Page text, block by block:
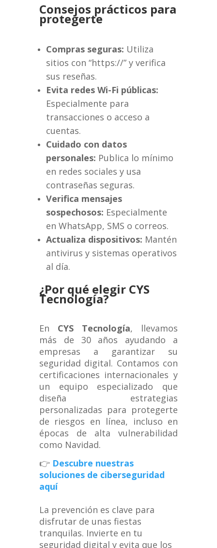
Consejos prácticos para
protegerte
Compras seguras: Utiliza
sitios con “https://” y verifica
sus reseñas.
Evita redes Wi-Fi públicas:
Especialmente para
transacciones o acceso a
cuentas.
Cuidado con datos
personales: Publica lo mínimo
en redes sociales y usa
contraseñas seguras.
Verifica mensajes
sospechosos: Especialmente
en WhatsApp, SMS o correos.
Actualiza dispositivos: Mantén
antivirus y sistemas operativos
al día.
¿Por qué elegir CYS
Tecnología?
En CYS Tecnología, llevamos
más de 30 años ayudando a
empresas a garantizar su
seguridad digital. Contamos con
certificaciones internacionales y
un equipo especializado que
diseña estrategias
personalizadas para protegerte
de riesgos en línea, incluso en
épocas de alta vulnerabilidad
como Navidad.
👉 Descubre nuestras
soluciones de ciberseguridad
aquí
La prevención es clave para
disfrutar de unas fiestas
tranquilas. Invierte en tu
seguridad digital y evita que los